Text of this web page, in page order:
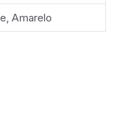
Amarelo